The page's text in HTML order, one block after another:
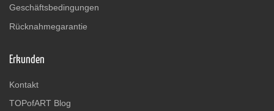
Geschäftsbedingungen
Rücknahmegarantie
Erkunden
Kontakt
TOPofART Blog